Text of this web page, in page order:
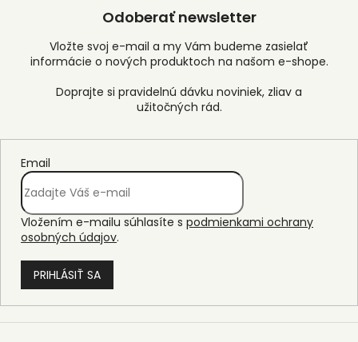
Odoberať newsletter
Vložte svoj e-mail a my Vám budeme zasielať
informácie o nových produktoch na našom e-shope.
Email
Vložením e-mailu súhlasíte s podmienkami ochrany
osobných údajov.
PRIHLÁSIŤ SA
Z